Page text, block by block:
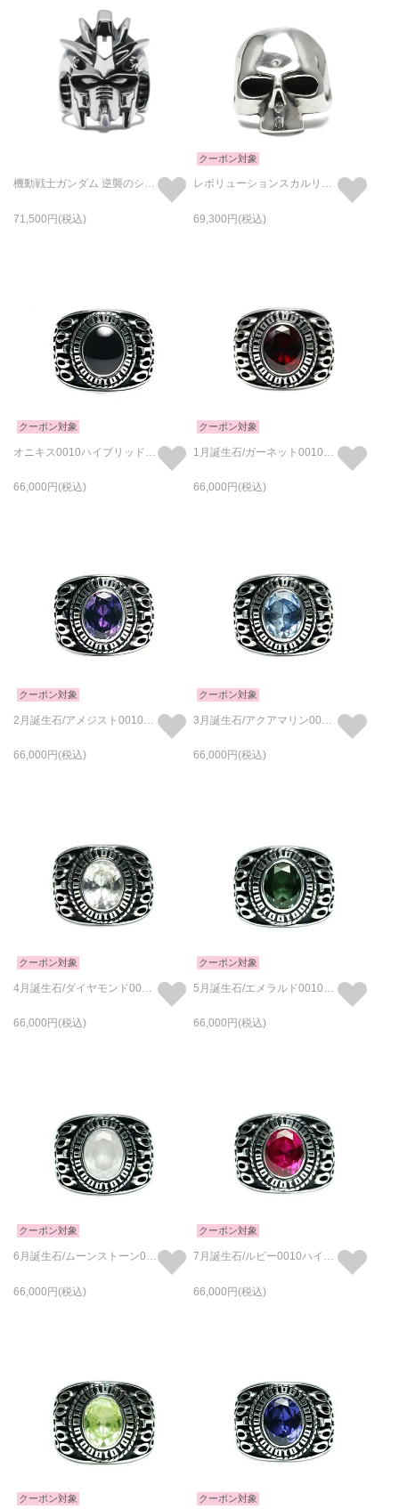
機動戦士ガンダム 逆襲のシャア νガンダム フェイスリング / 指輪
71,500
クーポン対象
レボリューションスカルリング-シルバー/指輪
69,300
クーポン対象
66,000
クーポン対象
66,000
クーポン対象
66,000
クーポン対象
66,000
クーポン対象
66,000
クーポン対象
66,000
クーポン対象
66,000
クーポン対象
66,000
クーポン対象 クーポン対象